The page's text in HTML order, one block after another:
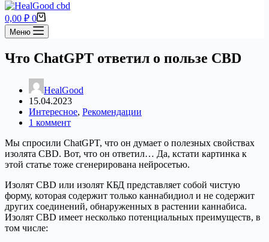
Корзина
0,00 ₽ 0
Меню
Что ChatGPT ответил о пользе CBD
HealGood
15.04.2023
Интересное, Рекомендации
1 коммент
Мы спросили ChatGPT, что он думает о полезных свойствах
изолята CBD. Вот, что он ответил… Да, кстати картинка к
этой статье тоже сгенерирована нейросетью.
Изолят CBD или изолят КБД представляет собой чистую
форму, которая содержит только каннабидиол и не содержит
других соединений, обнаруженных в растении каннабиса.
Изолят CBD имеет несколько потенциальных преимуществ, в
том числе: